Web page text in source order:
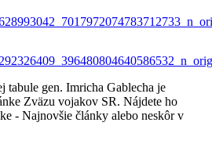
tabule gen. Imricha Gablecha je
Zväzu vojakov SR. Nájdete ho
- Najnovšie články alebo neskôr v